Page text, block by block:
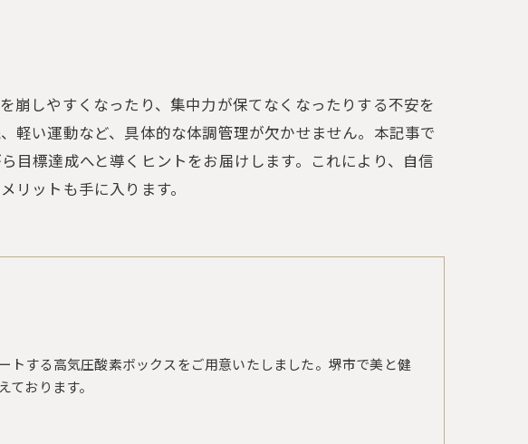
崩しやすくなったり、集中力が保てなくなったりする不安を
軽い運動など、具体的な体調管理が欠かせません。本記事で
目標達成へと導くヒントをお届けします。これにより、自信
ットも手に入ります。
する高気圧酸素ボックスをご用意いたしました。堺市で美と健
おります。